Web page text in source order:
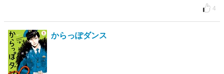
4
からっぽダンス